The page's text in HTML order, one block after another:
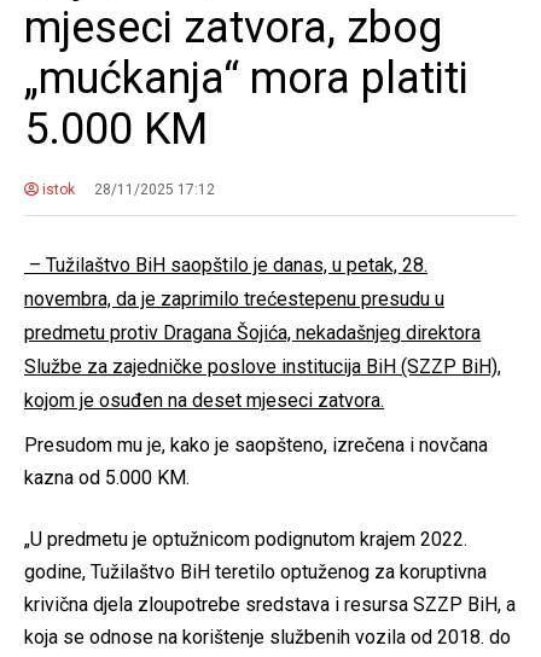
mjeseci zatvora, zbog
„mućkanja“ mora platiti
5.000 KM
istok 28/11/2025 17:12
– Tužilaštvo BiH saopštilo je danas, u petak, 28.
novembra, da je zaprimilo trećestepenu presudu u
predmetu protiv Dragana Šojića, nekadašnjeg direktora
Službe za zajedničke poslove institucija BiH (SZZP BiH),
kojom je osuđen na deset mjeseci zatvora.
Presudom mu je, kako je saopšteno, izrečena i novčana
kazna od 5.000 KM.
„U predmetu je optužnicom podignutom krajem 2022.
godine, Tužilaštvo BiH teretilo optuženog za koruptivna
krivična djela zloupotrebe sredstava i resursa SZZP BiH, a
koja se odnose na korištenje službenih vozila od 2018. do